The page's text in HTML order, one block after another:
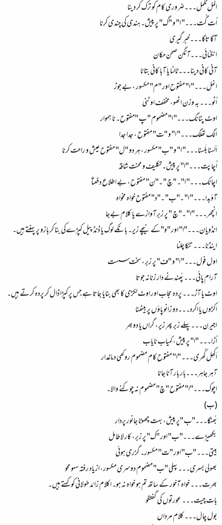
المل ٹلمل۔۔۔ضروری کام کو ترک کر دینا
اُت گُت۔۔۔" ا" و "گ" پر پیش۔ ہندی کی چندی کرنا
آگا تاگا۔۔۔خبر گیری
انگنائی۔۔۔آنگن صحن مکان
آنی کانی دینا۔۔۔ ٹالنا یا آبا کانی بتانا
انمل۔۔۔" ا" مفتوح اور "م" مکسور ، بے جوڑ
اُٹو۔۔۔ بہ وزن اٹھو، مخفف اوٹنی
اوٹ پٹانگ۔۔۔" ا" مضموم " پ "مفتوح۔ نا ہموار
الگ تھلگ۔۔۔" ا" و "ت" مفتوح ، جدا جدا
اَلَسنا بِلَسنا۔۔۔" ا" و "ب" مکسور ، ہر دو "ل" مفتوح عیش و راحت کرنا
اُچاپت۔۔۔"ا" پر پیش۔ تکلیف و محنت شاقہ
اچانک۔۔۔" ا"۔ "چ " ۔"ن" مفتوح، بے اطلاع دفعتاً
آؤبدا۔۔۔" ا" ۔"ب" ۔"د" مفتوح خواہ مخواہ
انچھر۔۔۔"ا" ۔"چ " پر زبر آوازے یا کلام بےجا
انڈوِیان۔۔۔"ا" اور "و"کے نیچے زیر۔ بانکے لوگ یا ڈنڈ پیل کپڑےکی بنا کر بازو پر پہنتے ہیں۔
اینڈنا۔۔۔ تنکا چلنا
اول فول۔۔۔" ا" و "ف" پر زبر، سخت سست
آرام پائی۔۔۔ پُھندنے دار زنانہ جوتا
اوٹ یا آڑ۔۔۔ پردہ حجاب اور اوٹ لکڑی کا بھی بنایا جاتا ہے جس پر کپڑا ڈال کر پردہ کرتے ہیں۔
اکڑوں یا اکرد۔۔۔دو زانو پاؤں پر بیٹھنا
اجیرن۔۔۔پہلے زبر پھر زیر، گراں یا دوبھر
اُڑا۔۔۔ "ا" پر پیش، کمیاب نایاب
اَکھِل کُھری۔۔۔ "ا" مفتوح کام مضموم روکھی دماغدار
آہر جاہر۔۔۔بار بار آنا جانا
اچوک۔۔۔"ا" مفتوح "چ" مضموم نہ چوکنے والا۔
(ب)
بُھنگا۔۔۔"ب "پر پیش، بہت چھوٹا جانور پردار
بکھیڑے۔۔۔"ب" اور "ک" پر زبر، کار لاطامل
بیتی۔۔۔ "ب" اور "ت" مکسور۔ گزری ہوئی
بھولی بسری۔۔۔ پہلی "ب" مضموم دوسری مکسور، از یاد رفتہ سہو محو
بھرت۔۔۔ خواہ آخور کے ساتھ تم ہو خواہ نہ ہو۔ اکلام زائد طولانی کو کہتے ہیں۔
بات چیت۔۔۔ عورتوں کی گفتگو
بول چال۔۔۔ کلام مرداں